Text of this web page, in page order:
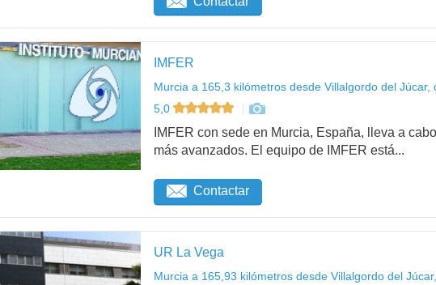
IMFER
Murcia a 165,3 kilómetros desde Villalgordo del Júcar,
5,0
IMFER con sede en Murcia, España, lleva a
más avanzados. El equipo de IMFER está...
Contactar
UR La Vega
Murcia a 165,93 kilómetros desde Villalgordo del